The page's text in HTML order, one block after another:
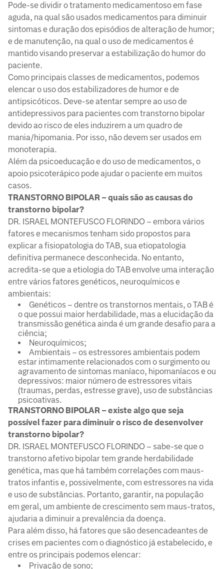
Pode-se dividir o tratamento medicamentoso em fase
aguda, na qual são usados medicamentos para diminuir
sintomas e duração dos episódios de alteração de humor;
e de manutenção, na qual o uso de medicamentos é
mantido visando preservar a estabilização do humor do
paciente.
Como principais classes de medicamentos, podemos
elencar o uso dos estabilizadores de humor e de
antipsicóticos. Deve-se atentar sempre ao uso de
antidepressivos para pacientes com transtorno bipolar
devido ao risco de eles induzirem a um quadro de
mania/hipomania. Por isso, não devem ser usados em
monoterapia.
Além da psicoeducação e do uso de medicamentos, o
apoio psicoterápico pode ajudar o paciente em muitos
casos.
TRANSTORNO BIPOLAR – quais são as causas do
transtorno bipolar?
DR. ISRAEL MONTEFUSCO FLORINDO – embora vários
fatores e mecanismos tenham sido propostos para
explicar a fisiopatologia do TAB, sua etiopatologia
definitiva permanece desconhecida. No entanto,
acredita-se que a etiologia do TAB envolve uma interação
entre vários fatores genéticos, neuroquímicos e
ambientais:
Genéticos – dentre os transtornos mentais, o TAB é
o que possui maior herdabilidade, mas a elucidação da
transmissão genética ainda é um grande desafio para a
ciência;
Neuroquímicos;
Ambientais – os estressores ambientais podem
estar intimamente relacionados com o surgimento ou
agravamento de sintomas maníaco, hipomaníacos e ou
depressivos: maior número de estressores vitais
(traumas, perdas, estresse grave), uso de substâncias
psicoativas.
TRANSTORNO BIPOLAR – existe algo que seja
possível fazer para diminuir o risco de desenvolver
transtorno bipolar?
DR. ISRAEL MONTEFUSCO FLORINDO – sabe-se que o
transtorno afetivo bipolar tem grande herdabilidade
genética, mas que há também correlações com maus-
tratos infantis e, possivelmente, com estressores na vida
e uso de substâncias. Portanto, garantir, na população
em geral, um ambiente de crescimento sem maus-tratos,
ajudaria a diminuir a prevalência da doença.
Para além disso, há fatores que são desencadeantes de
crises em pacientes com o diagnóstico já estabelecido, e
entre os principais podemos elencar:
Privação de sono;